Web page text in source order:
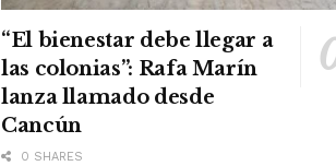
“El bienestar debe llegar a
las colonias”: Rafa Marín
lanza llamado desde
Cancún
0 SHARES